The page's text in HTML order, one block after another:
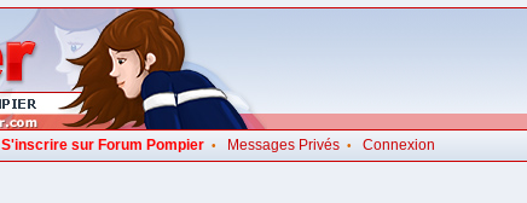
S'inscrire sur Forum Pompier• Messages Privés• Connexion